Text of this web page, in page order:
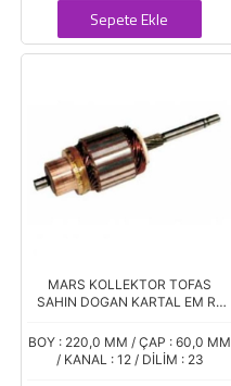
Sepete Ekle
MARS KOLLEKTOR TOFAS
SAHIN DOGAN KARTAL EM R9
BENZINLI ANADOL 1600 991
BOY : 220,0 MM / ÇAP : 60,0 MM
/ KANAL : 12 / DİLİM : 23